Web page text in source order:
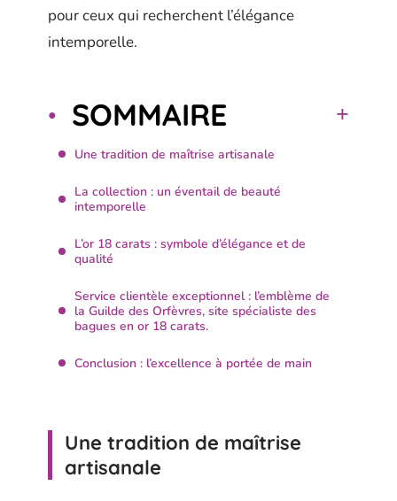
pour ceux qui recherchent l’élégance
intemporelle.
SOMMAIRE
Une tradition de maîtrise artisanale
La collection : un éventail de beauté
intemporelle
L’or 18 carats : symbole d’élégance et de
qualité
Service clientèle exceptionnel : l’emblème de
la Guilde des Orfèvres, site spécialiste des
bagues en or 18 carats.
Conclusion : l’excellence à portée de main
Une tradition de maîtrise
artisanale